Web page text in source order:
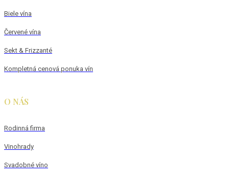
Biele vína
Červené vína
Sekt & Frizzanté
Kompletná cenová ponuka vín
O NÁS
Rodinná firma
Vinohrady
Svadobné víno